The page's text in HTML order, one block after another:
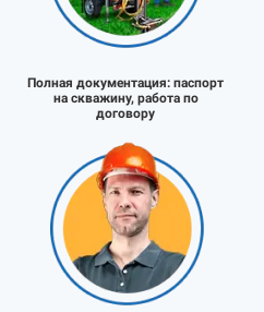
Полная документация: паспорт
на скважину, работа по
договору